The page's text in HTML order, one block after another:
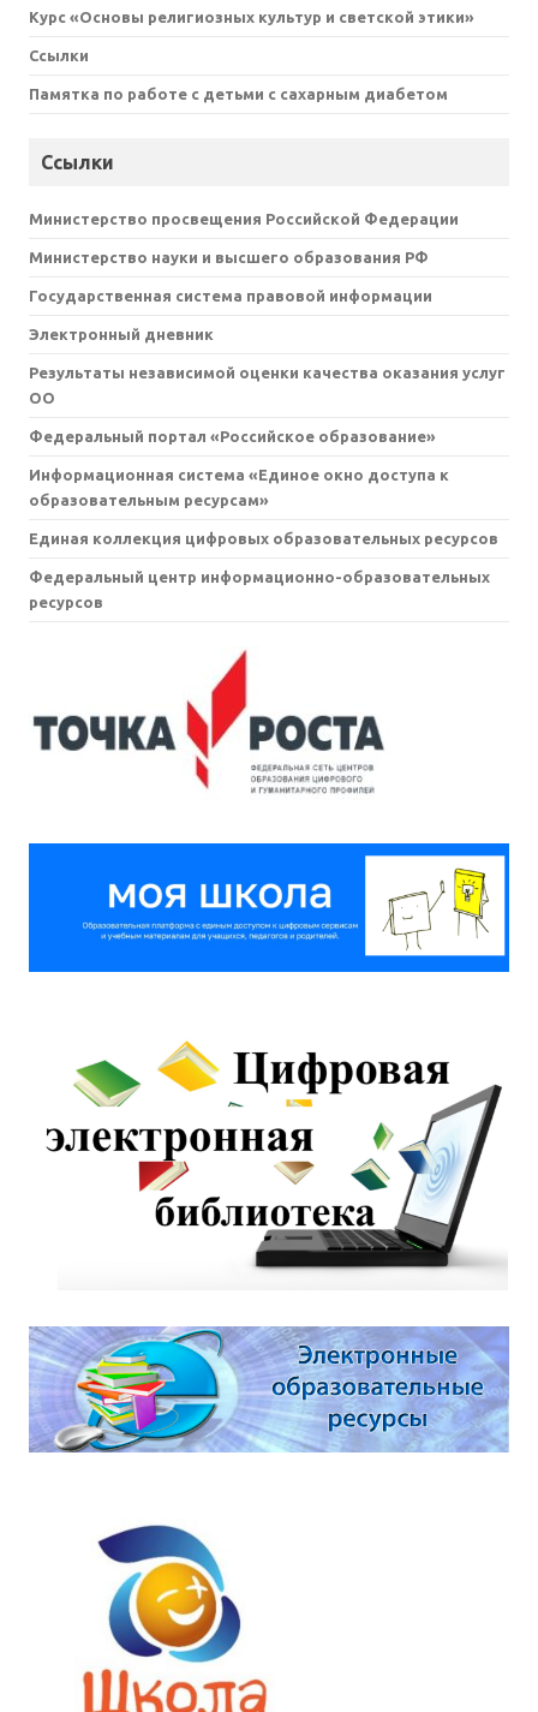
Курс «Основы религиозных культур и светской этики»
Ссылки
Памятка по работе с детьми с сахарным диабетом
Ссылки
Министерство просвещения Российской Федерации
Министерство науки и высшего образования РФ
Государственная система правовой информации
Электронный дневник
Результаты независимой оценки качества оказания услуг
ОО
Федеральный портал «Российское образование»
Информационная система «Единое окно доступа к
образовательным ресурсам»
Единая коллекция цифровых образовательных ресурсов
Федеральный центр информационно-образовательных
ресурсов